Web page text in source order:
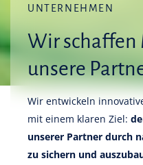
UNTERNEHMEN
Wir
unsere
Wir entwickeln
mit einem klaren Ziel:
unserer Partner durch
zu sichern und